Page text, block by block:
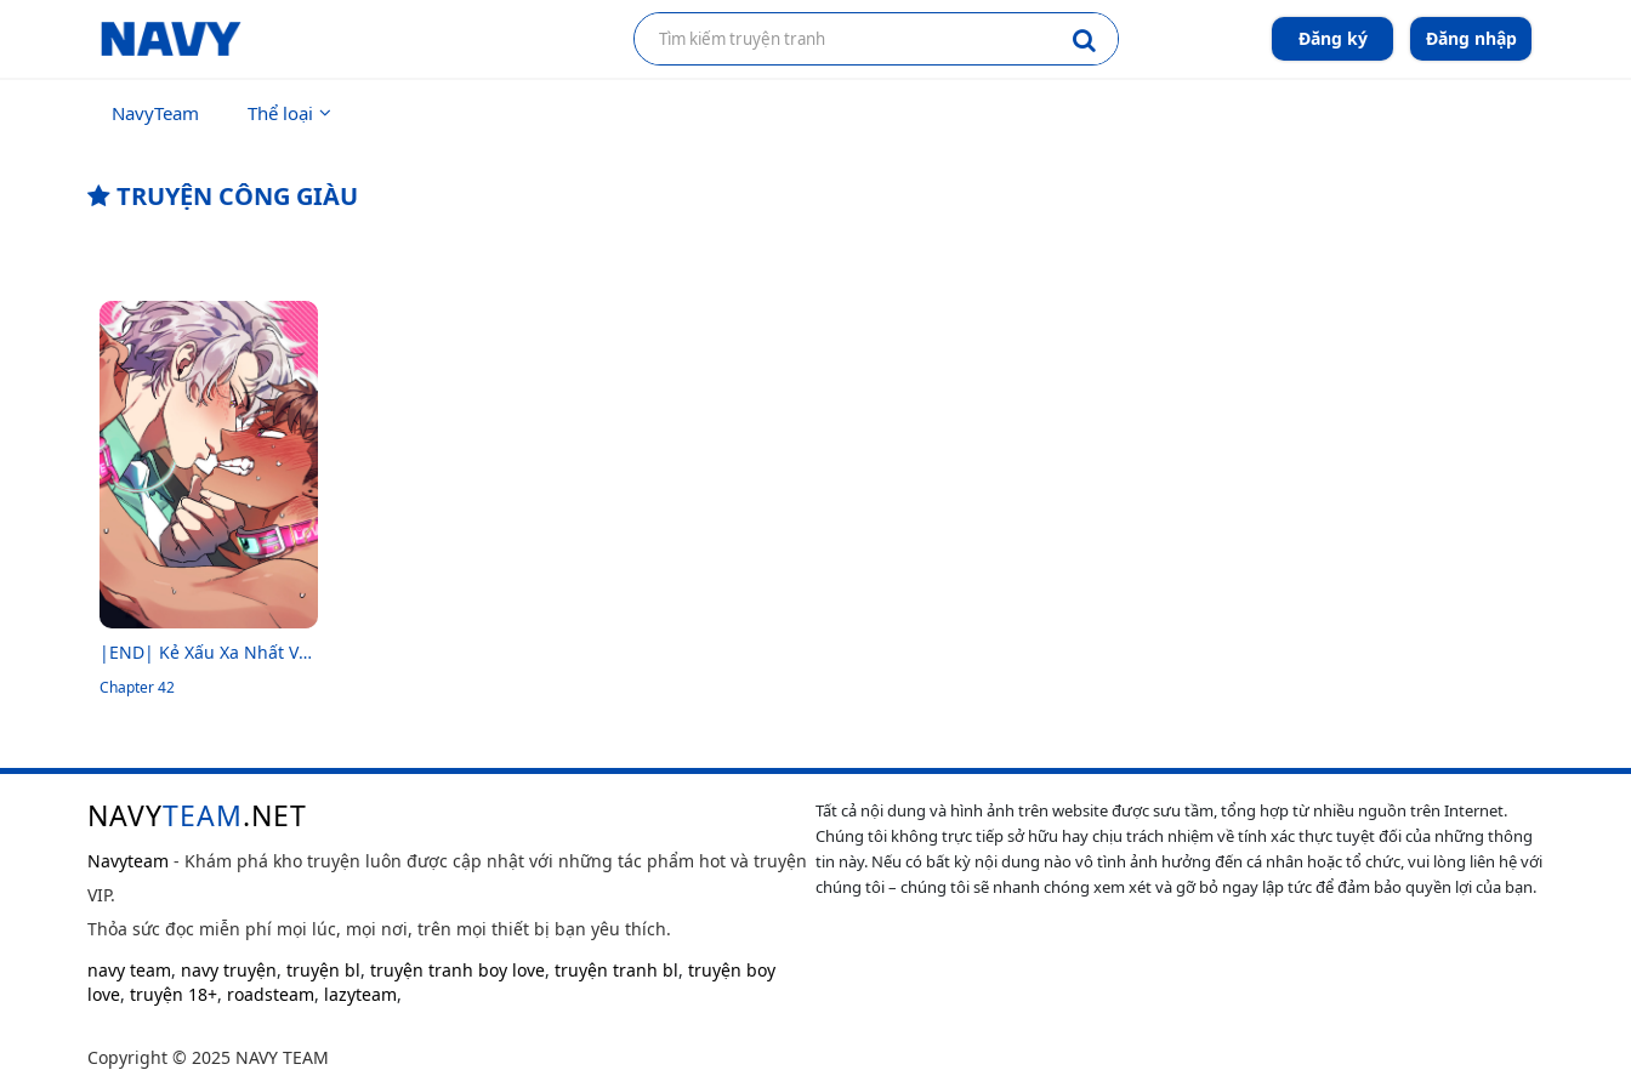
Đăng ký Đăng nhập
NavyTeam Thể loại
TRUYỆN CÔNG GIÀU
|END| Kẻ Xấu Xa Nhất Vũ
Trụ
Chapter 42
NAVYTEAM.NET
Navyteam - Khám phá kho truyện luôn được cập nhật với những tác phẩm hot và truyện
VIP.
Thỏa sức đọc miễn phí mọi lúc, mọi nơi, trên mọi thiết bị bạn yêu thích.
navy team, navy truyện, truyện bl, truyện tranh boy love, truyện tranh bl, truyện boy
love, truyện 18+, roadsteam, lazyteam,
Copyright © 2025 NAVY TEAM
Tất cả nội dung và hình ảnh trên website được sưu tầm, tổng hợp từ nhiều nguồn trên Internet.
Chúng tôi không trực tiếp sở hữu hay chịu trách nhiệm về tính xác thực tuyệt đối của những thông
tin này. Nếu có bất kỳ nội dung nào vô tình ảnh hưởng đến cá nhân hoặc tổ chức, vui lòng liên hệ với
chúng tôi – chúng tôi sẽ nhanh chóng xem xét và gỡ bỏ ngay lập tức để đảm bảo quyền lợi của bạn.